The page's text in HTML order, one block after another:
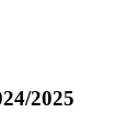
2025